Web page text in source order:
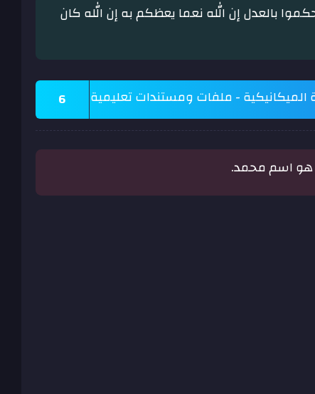
بالعدل إن الله نعما يعظكم به إن الله كان
- ملفات ومستندات تعليمية 6
هو اسم محمد.